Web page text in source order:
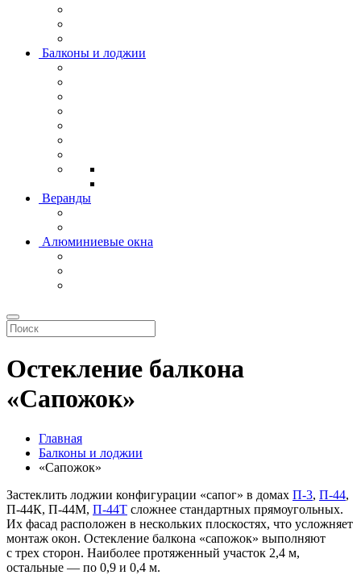
Балконы и лоджии
Веранды
Алюминиевые окна
Остекление балкона
«Сапожок»
Главная
Балконы и лоджии
«Сапожок»
Застеклить лоджии конфигурации «сапог» в домах П-3, П-44,
П-44К, П-44М, П-44Т сложнее стандартных прямоугольных.
Их фасад расположен в нескольких плоскостях, что усложняет
монтаж окон. Остекление балкона «сапожок» выполняют
с трех сторон. Наиболее протяженный участок 2,4 м,
остальные — по 0,9 и 0,4 м.